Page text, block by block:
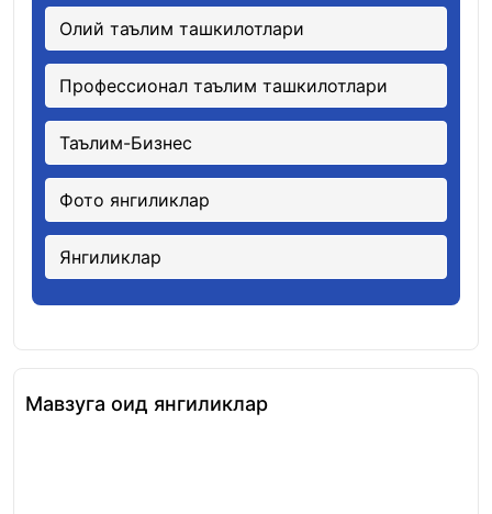
Олий таълим ташкилотлари
Профессионал таълим ташкилотлари
Таълим-Бизнес
Фото янгиликлар
Янгиликлар
Мавзуга оид янгиликлар